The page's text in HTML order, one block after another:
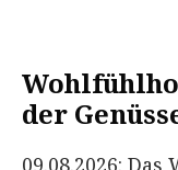
der
09.08.2026: